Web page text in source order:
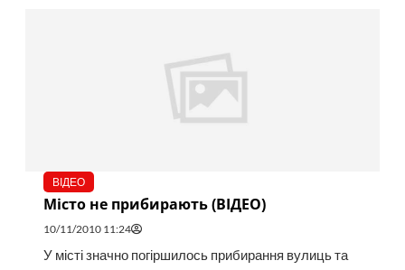
ВІДЕО
Місто не прибирають (ВІДЕО)
10/11/2010 11:24
У місті значно погіршилось прибирання вулиць та